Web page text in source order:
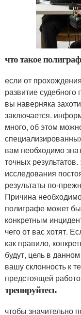
что такое
если от
развитие
вы наверняка
заключается.
много, об этом
вам необходимо
точных
исследования
результаты по-
Причина
полиграфе может
конкретным
чего от вас хотят.
как правило,
будут, цель в
вашу склонность к
предстоящей
тренируйтесь
чтобы значительно